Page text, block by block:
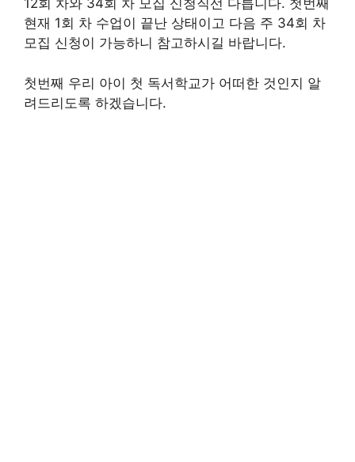
12회 차와 34회 차 모집 신청직선 다릅니다. 첫번째
현재 1회 차 수업이 끝난 상태이고 다음 주 34회 차
모집 신청이 가능하니 참고하시길 바랍니다.
첫번째 우리 아이 첫 독서학교가 어떠한 것인지 알
려드리도록 하겠습니다.